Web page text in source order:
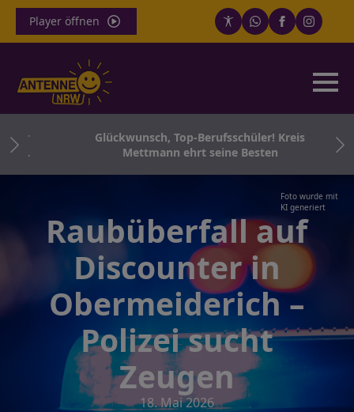
Player öffnen
Glückwunsch, Top-Berufsschüler! Kreis
Mettmann ehrt seine Besten
Foto wurde mit
KI generiert
Raubüberfall auf
Discounter in
Obermeiderich –
Polizei sucht
Zeugen
18. Mai 2026